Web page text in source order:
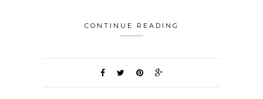
CONTINUE READING